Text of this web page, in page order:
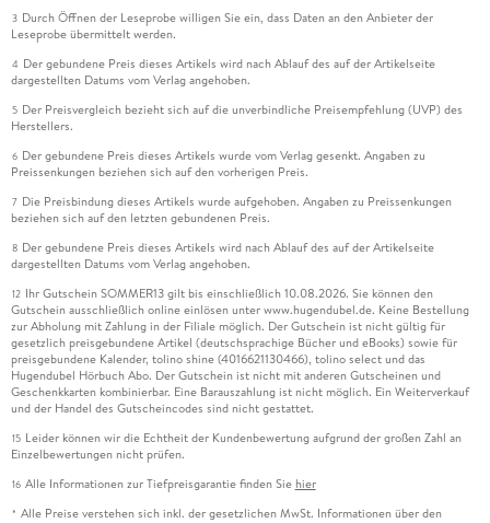
3 Durch Öffnen der Leseprobe willigen Sie ein, dass Daten an den Anbieter der
Leseprobe übermittelt werden.
4 Der gebundene Preis dieses Artikels wird nach Ablauf des auf der Artikelseite
dargestellten Datums vom Verlag angehoben.
5 Der Preisvergleich bezieht sich auf die unverbindliche Preisempfehlung (UVP) des
Herstellers.
6 Der gebundene Preis dieses Artikels wurde vom Verlag gesenkt. Angaben zu
Preissenkungen beziehen sich auf den vorherigen Preis.
7 Die Preisbindung dieses Artikels wurde aufgehoben. Angaben zu Preissenkungen
beziehen sich auf den letzten gebundenen Preis.
8 Der gebundene Preis dieses Artikels wird nach Ablauf des auf der Artikelseite
dargestellten Datums vom Verlag angehoben.
12 Ihr Gutschein SOMMER13 gilt bis einschließlich 10.08.2026. Sie können den
Gutschein ausschließlich online einlösen unter www.hugendubel.de. Keine Bestellung
zur Abholung mit Zahlung in der Filiale möglich. Der Gutschein ist nicht gültig für
gesetzlich preisgebundene Artikel (deutschsprachige Bücher und eBooks) sowie für
preisgebundene Kalender, tolino shine (4016621130466), tolino select und das
Hugendubel Hörbuch Abo. Der Gutschein ist nicht mit anderen Gutscheinen und
Geschenkkarten kombinierbar. Eine Barauszahlung ist nicht möglich. Ein Weiterverkauf
und der Handel des Gutscheincodes sind nicht gestattet.
15 Leider können wir die Echtheit der Kundenbewertung aufgrund der großen Zahl an
Einzelbewertungen nicht prüfen.
16 Alle Informationen zur Tiefpreisgarantie finden Sie hier
* Alle Preise verstehen sich inkl. der gesetzlichen MwSt. Informationen über den